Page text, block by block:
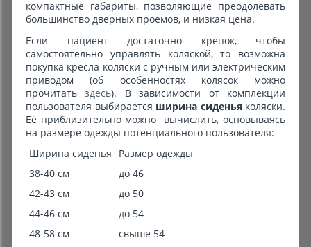
компактные габариты, позволяющие преодолевать
большинство дверных проемов, и низкая цена.
Если пациент достаточно крепок, чтобы
самостоятельно управлять коляской, то возможна
покупка кресла-коляски с ручным или электрическим
приводом (об особенностях колясок можно
прочитатьздесь). В зависимости от комплекции
пользователя выбирается ширина сиденьяколяски.
Её приблизительно можно вычислить, основываясь
на размере одежды потенциального пользователя:
Ширина сиденья
Размер одежды
38-40 см
до 46
42-43 см
до 50
44-46 см
до 54
48-58 см
свыше 54